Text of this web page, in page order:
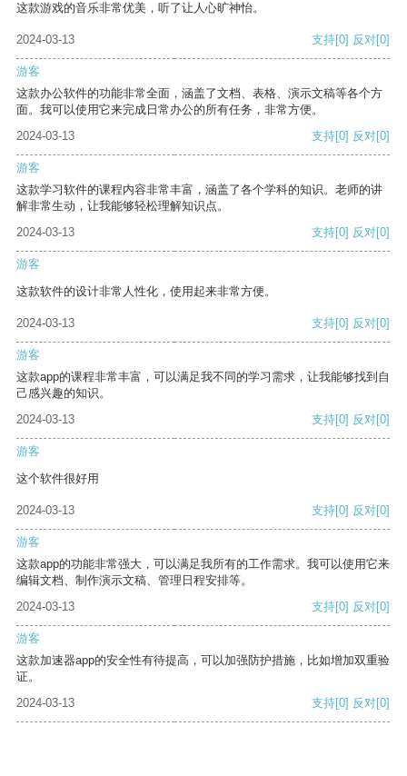
这款游戏的音乐非常优美，听了让人心旷神怡。
2024-03-13 支持[0] 反对[0]
游客
这款办公软件的功能非常全面，涵盖了文档、表格、演示文稿等各个方
面。我可以使用它来完成日常办公的所有任务，非常方便。
2024-03-13
支持[0] 反对[0]
游客
这款学习软件的课程内容非常丰富，涵盖了各个学科的知识。老师的讲
解非常生动，让我能够轻松理解知识点。
2024-03-13
支持[0] 反对[0]
游客
这款软件的设计非常人性化，使用起来非常方便。
2024-03-13 支持[0] 反对[0]
游客
这款app的课程非常丰富，可以满足我不同的学习需求，让我能够找到自
己感兴趣的知识。
2024-03-13
支持[0] 反对[0]
游客
这个软件很好用
2024-03-13 支持[0] 反对[0]
游客
这款app的功能非常强大，可以满足我所有的工作需求。我可以使用它来
编辑文档、制作演示文稿、管理日程安排等。
2024-03-13
支持[0] 反对[0]
游客
这款加速器app的安全性有待提高，可以加强防护措施，比如增加双重验
证。
2024-03-13
支持[0] 反对[0]